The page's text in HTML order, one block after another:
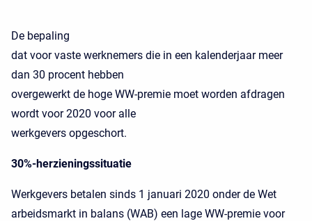
De bepaling
dat voor vaste werknemers die in een kalenderjaar meer
dan 30 procent hebben
overgewerkt de hoge WW-premie moet worden afdragen
wordt voor 2020 voor alle
werkgevers opgeschort.
30%-herzieningssituatie
Werkgevers betalen sinds 1 januari 2020 onder de Wet
arbeidsmarkt in balans (WAB) een lage WW-premie voor